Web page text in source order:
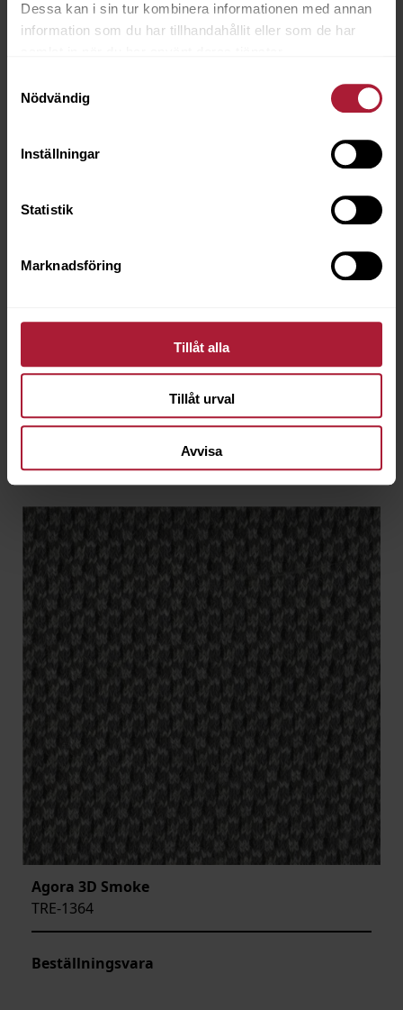
Dessa kan i sin tur kombinera informationen med annan
information som du har tillhandahållit eller som de har
Nödvändig
Inställningar
Statistik
Marknadsföring
Tillåt alla
Tillåt urval
Avvisa
Agora 3D Scarlett
Agora 3D Smoke
TRE-1364
Beställningsvara